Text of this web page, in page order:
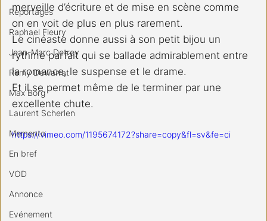
Reportages
Raphael Fleury
Jean-Marc Detrey
Remy Dewarrat
Max Borg
Laurent Scherlen
Memento
En bref
VOD
Annonce
Evénement
merveille d’écriture et de mise en scène comme
on en voit de plus en plus rarement.
Le cinéaste donne aussi à son petit bijou un
rythme parfait qui se ballade admirablement entre
la romance, le suspense et le drame.
Et il se permet même de le terminer par une
excellente chute.
https://vimeo.com/1195674172?share=copy&fl=sv&fe=ci